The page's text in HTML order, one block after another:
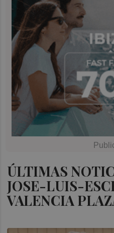
ÚLTIMAS
JOSE-LUIS-
VALENCIA